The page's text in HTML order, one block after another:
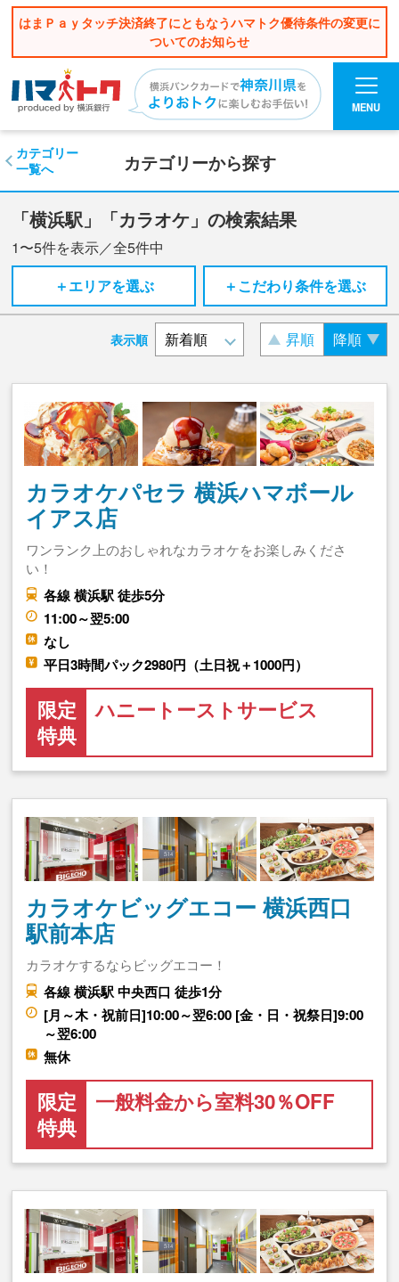
はまＰａｙタッチ決済終了にともなうハマトク優待条件の変更に
ついてのお知らせ
MENU
カテゴリーから探す
カテゴリー
一覧へ
「横浜駅」「カラオケ」の検索結果
1〜5件を表示／全5件中
＋エリアを選ぶ
＋こだわり条件を選ぶ
表示順 昇順 降順
カラオケパセラ 横浜ハマボール
イアス店
ワンランク上のおしゃれなカラオケをお楽しみくださ
い！
各線 横浜駅 徒歩5分
11:00～翌5:00
なし
平日3時間パック2980円（土日祝＋1000円）
限定
特典
ハニートーストサービス
カラオケビッグエコー 横浜西口
駅前本店
カラオケするならビッグエコー！
各線 横浜駅 中央西口 徒歩1分
[月～木・祝前日]10:00～翌6:00 [金・日・祝祭日]9:00
～翌6:00
無休
限定
特典
一般料金から室料30％OFF